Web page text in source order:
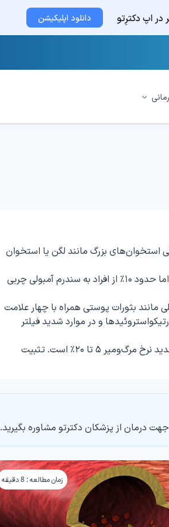
در اپ دکترِتو دانلود اپلیکیشن
بزرگ مانند لگن یا استخوان
بیشتر موارد آمبولی چربی بدون علامت هستند و خودبه‌خود برطرف می‌شوند، اما حدود ۱۰٪ از افراد به سندرم آمبولی چربی
بثورات پوستی همراه با چهار علامت
و در موارد شدید فیلتر
با درمان سریع و دقیق، اکثر بیماران بهبودی کامل پیدا می‌کنند، اما در موارد شدید نرخ مرگ‌ومیر ۵ تا ۲۰٪ است. تثبیت
درمان از پزشکان دکترتو مشاوره بگیرید.
زمان مطالعه : 8 دقیقه